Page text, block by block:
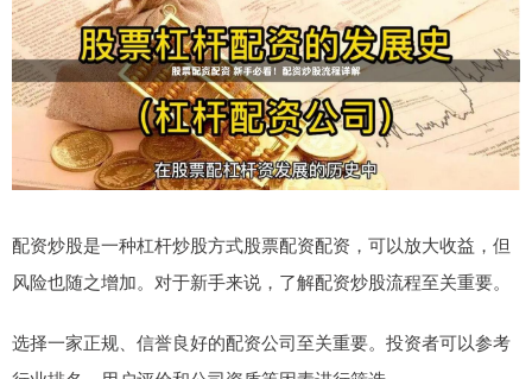
配资炒股是一种杠杆炒股方式股票配资配资，可以放大收益，但
风险也随之增加。对于新手来说，了解配资炒股流程至关重要。
选择一家正规、信誉良好的配资公司至关重要。投资者可以参考